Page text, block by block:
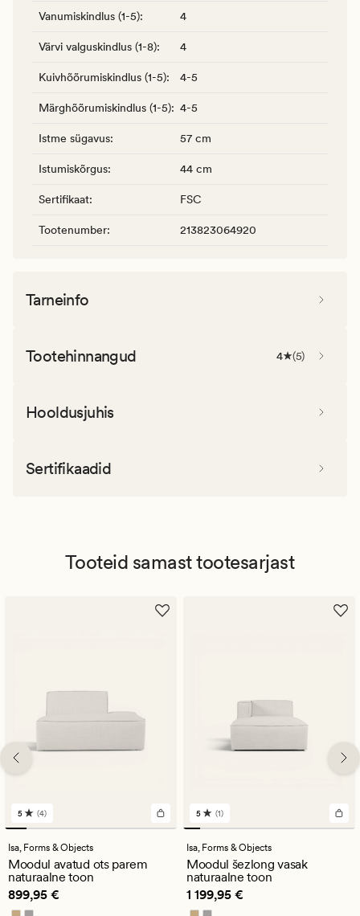
Vanumiskindlus (1-5): 4
Värvi valguskindlus (1-8): 4
Kuivhõõrumiskindlus (1-5): 4-5
Märghõõrumiskindlus (1-5): 4-5
Istme sügavus: 57 cm
Istumiskõrgus: 44 cm
Sertifikaat: FSC
Tootenumber: 213823064920
Tarneinfo
Tootehinnangud 4 (5)
Hooldusjuhis
Sertifikaadid
Tooteid samast tootesarjast
4
arvustust
keskmise
hinnanguga
5
5 (4)
Isa, Forms & Objects
Moodul avatud ots parem
naturaalne toon
Pris_ee 899,95 €
899,95 €
1
arvustust
keskmise
hinnanguga
5
5 (1)
Isa, Forms & Objects
Moodul šezlong vasak
naturaalne toon
Pris_ee 1 199,95 €
1 199,95 €